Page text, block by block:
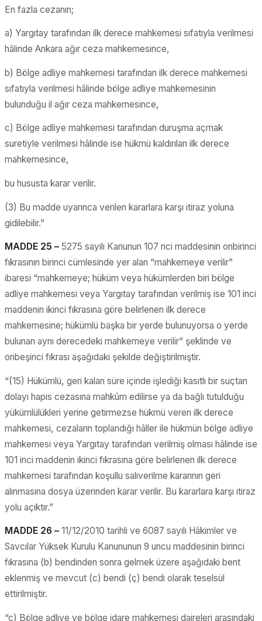
En fazla cezanın;
a) Yargıtay tarafından ilk derece mahkemesi sıfatıyla verilmesi
hâlinde Ankara ağır ceza mahkemesince,
b) Bölge adliye mahkemesi tarafından ilk derece mahkemesi
sıfatıyla verilmesi hâlinde bölge adliye mahkemesinin
bulunduğu il ağır ceza mahkemesince,
c) Bölge adliye mahkemesi tarafından duruşma açmak
suretiyle verilmesi hâlinde ise hükmü kaldırılan ilk derece
mahkemesince,
bu hususta karar verilir.
(3) Bu madde uyarınca verilen kararlara karşı itiraz yoluna
gidilebilir.”
MADDE 25 – 5275 sayılı Kanunun 107 nci maddesinin onbirinci
fıkrasının birinci cümlesinde yer alan “mahkemeye verilir”
ibaresi “mahkemeye; hüküm veya hükümlerden biri bölge
adliye mahkemesi veya Yargıtay tarafından verilmiş ise 101 inci
maddenin ikinci fıkrasına göre belirlenen ilk derece
mahkemesine; hükümlü başka bir yerde bulunuyorsa o yerde
bulunan aynı derecedeki mahkemeye verilir” şeklinde ve
onbeşinci fıkrası aşağıdaki şekilde değiştirilmiştir.
“(15) Hükümlü, geri kalan süre içinde işlediği kasıtlı bir suçtan
dolayı hapis cezasına mahkûm edilirse ya da bağlı tutulduğu
yükümlülükleri yerine getirmezse hükmü veren ilk derece
mahkemesi, cezaların toplandığı hâller ile hükmün bölge adliye
mahkemesi veya Yargıtay tarafından verilmiş olması hâlinde ise
101 inci maddenin ikinci fıkrasına göre belirlenen ilk derece
mahkemesi tarafından koşullu salıverilme kararının geri
alınmasına dosya üzerinden karar verilir. Bu kararlara karşı itiraz
yolu açıktır.”
MADDE 26 – 11/12/2010 tarihli ve 6087 sayılı Hâkimler ve
Savcılar Yüksek Kurulu Kanununun 9 uncu maddesinin birinci
fıkrasına (b) bendinden sonra gelmek üzere aşağıdaki bent
eklenmiş ve mevcut (c) bendi (ç) bendi olarak teselsül
ettirilmiştir.
“c) Bölge adliye ve bölge idare mahkemesi daireleri arasındaki